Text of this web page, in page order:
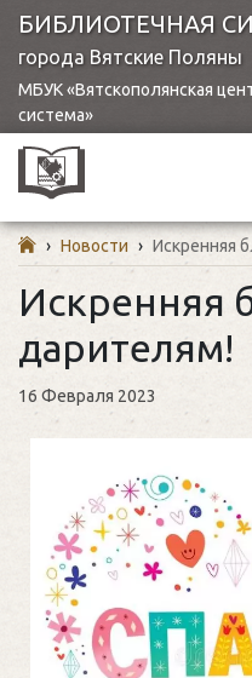
БИБЛИОТЕЧНАЯ
города Вятские Поляны
МБУК «Вятскополянская
система»
› Новости › Искренняя
Искренняя
дарителям!
16 Февраля 2023